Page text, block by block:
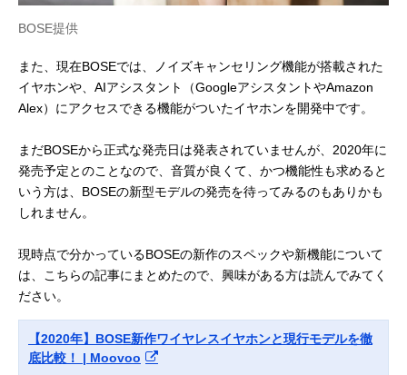
充電ケース
ワイヤレス
充電ケース
（別売）
◯
（ワイヤレス充
電ケース付きの
み）
AIアシスタ
ント
BOSE提供
また、現在BOSEでは、ノイズキャンセリング機能が搭載された
イヤホンや、AIアシスタント（GoogleアシスタントやAmazon
Alex）にアクセスできる機能がついたイヤホンを開発中です。
まだBOSEから正式な発売日は発表されていませんが、2020年に
発売予定とのことなので、音質が良くて、かつ機能性も求めると
いう方は、BOSEの新型モデルの発売を待ってみるのもありかも
しれません。
現時点で分かっているBOSEの新作のスペックや新機能について
は、こちらの記事にまとめたので、興味がある方は読んでみてく
ださい。
【2020年】BOSE新作ワイヤレスイヤホンと現行モデルを徹
底比較！ | Moovoo